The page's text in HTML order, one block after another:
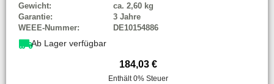
Gewicht:
Garantie:
ca. 2,60 kg
3 Jahre
WEEE-Nummer:
DE10154886
Ab Lager verfügbar
184,03 €
Enthält 0% Steuer